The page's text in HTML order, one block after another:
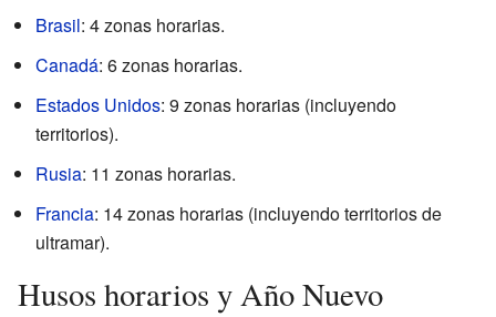
Brasil: 4 zonas horarias.
Canadá: 6 zonas horarias.
Estados Unidos: 9 zonas horarias (incluyendo
territorios).
Rusia: 11 zonas horarias.
Francia: 14 zonas horarias (incluyendo territorios de
ultramar).
Husos horarios y Año Nuevo